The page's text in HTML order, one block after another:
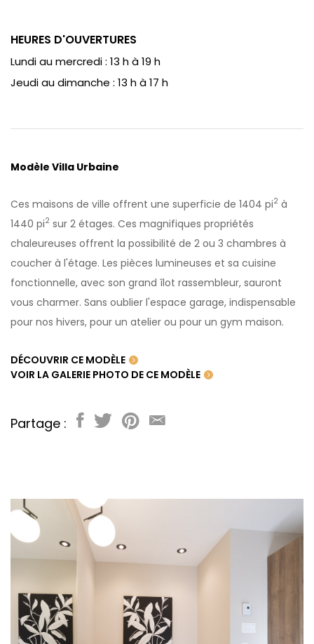
HEURES D'OUVERTURES
Lundi au mercredi : 13 h à 19 h
Jeudi au dimanche : 13 h à 17 h
Modèle Villa Urbaine
Ces maisons de ville offrent une superficie de 1404 pi2 à
1440 pi2 sur 2 étages. Ces magnifiques propriétés
chaleureuses offrent la possibilité de 2 ou 3 chambres à
coucher à l'étage. Les pièces lumineuses et sa cuisine
fonctionnelle, avec son grand îlot rassembleur, sauront
vous charmer. Sans oublier l'espace garage, indispensable
pour nos hivers, pour un atelier ou pour un gym maison.
DÉCOUVRIR CE MODÈLE
VOIR LA GALERIE PHOTO DE CE MODÈLE
Partage :